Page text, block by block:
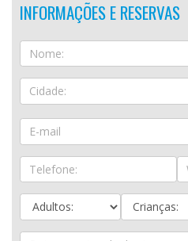
INFORMAÇÕES E RESERVAS